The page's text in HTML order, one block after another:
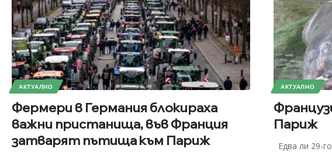
АКТУАЛНО
Фермери в Германия блокираха
важни пристанища, във Франция
затварят пътища към Париж
АКТУАЛНО
Париж
Едва ли 29-